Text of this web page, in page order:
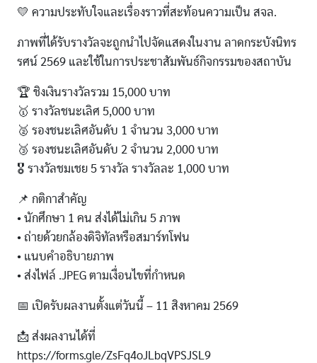
💛 ความประทับใจและเรื่องราวที่สะท้อนความเป็น สจล.
ภาพที่ได้รับรางวัลจะถูกนำไปจัดแสดงในงาน ลาดกระบังนิทร
รศน์ 2569 และใช้ในการประชาสัมพันธ์กิจกรรมของสถาบัน
🏆 ชิงเงินรางวัลรวม 15,000 บาท
🥇 รางวัลชนะเลิศ 5,000 บาท
🥈 รองชนะเลิศอันดับ 1 จำนวน 3,000 บาท
🥉 รองชนะเลิศอันดับ 2 จำนวน 2,000 บาท
🎖️ รางวัลชมเชย 5 รางวัล รางวัลละ 1,000 บาท
📌 กติกาสำคัญ
• นักศึกษา 1 คน ส่งได้ไม่เกิน 5 ภาพ
• ถ่ายด้วยกล้องดิจิทัลหรือสมาร์ทโฟน
• แนบคำอธิบายภาพ
• ส่งไฟล์ .JPEG ตามเงื่อนไขที่กำหนด
📅 เปิดรับผลงานตั้งแต่วันนี้ – 11 สิงหาคม 2569
📩 ส่งผลงานได้ที่
https://forms.gle/ZsFq4oJLbqVPSJSL9